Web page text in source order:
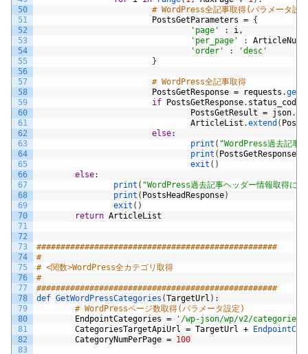
50
51
52
53
54
55
56
57
58
59
60
61
62
63
64
65
66
67
68
69
70
71
72
73
74
75
76
77
78
79
80
81
82
83
# WordPress全記事取得(パラメータ設
PostsGetParameters = {
'page'
: i,
'per_page'
:
'order'
:
'desc'
}
# WordPress全記事取得
PostsGetResponse = requests .get
if
PostsGetResponse. status_code
PostsGetResult = json.
ArticleList .extend (
else:
print ( "WordPress過去記事
print ( PostsGetResponse
exit ( )
else:
print ( "WordPress過去記事ヘッダー情報取得に
print ( PostsHeadResponse)
exit ( )
return ArticleList
##################################################
#
# <関数>WordPress全カテゴリ取得
#
##################################################
def GetWordPressCategories (TargetUrl ) :
# WordPressページ数取得(パラメータ設定)
EndpointCategories =
'/wp-json/wp/v2/categories'
CategoriesTargetApiUrl = TargetUrl +
CategoryNumPerPage = 100